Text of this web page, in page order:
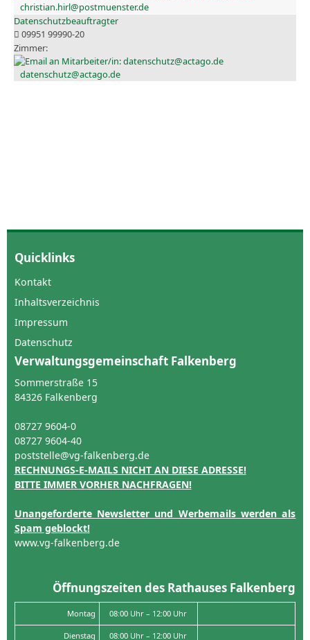
christian.hirl@postmuenster.de
Datenschutzbeauftragter
09951 99990-20
datenschutz@actago.de
Quicklinks
Kontakt
Inhaltsverzeichnis
Impressum
Datenschutz
Verwaltungsgemeinschaft Falkenberg
Sommerstraße 15
84326 Falkenberg
08727 9604-0
08727 9604-40
poststelle@vg-falkenberg.de
RECHNUNGS-E-MAILS NICHT AN DIESE ADRESSE!
BITTE IMMER VORHER NACHFRAGEN!
Unangeforderte Newsletter und Werbemails werden als
Spam geblockt!
www.vg-falkenberg.de
Öffnungszeiten des Rathauses Falkenberg
Montag 08:00 Uhr – 12:00 Uhr
Dienstag 08:00 Uhr – 12:00 Uhr